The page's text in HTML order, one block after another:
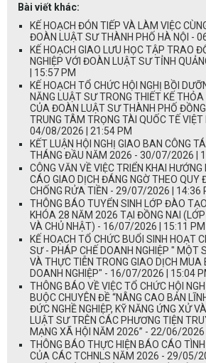
Bài viết khác:
KẾ HOẠCH ĐÓN TIẾP VÀ LÀM VIỆC
ĐOÀN LUẬT SƯ THÀNH PHỐ HÀ NỘI -
KẾ HOẠCH GIAO LƯU HỌC TẬP TRAO
NGHIỆP VỚI ĐOÀN LUẬT SƯ TỈNH
| 15:57 PM
KẾ HOẠCH TỔ CHỨC HỘI NGHỊ BỒI
NĂNG LUẬT SƯ TRONG THIẾT KẾ
CỦA ĐOÀN LUẬT SƯ THÀNH PHỐ
TRUNG TÂM TRỌNG TÀI QUỐC TẾ
04/08/2026 | 21:54 PM
KẾT LUẬN HỘI NGHỊ GIAO BAN CÔNG
THÁNG ĐẦU NĂM 2026 - 30/07/2026 |
CÔNG VĂN VỀ VIỆC TRIỂN KHAI
CÁO GIAO DỊCH ĐÁNG NGỜ THEO QUY
CHỐNG RỬA TIỀN - 29/07/2026 | 14:36
THÔNG BÁO TUYỂN SINH LỚP ĐÀO
KHÓA 28 NĂM 2026 TẠI ĐỒNG NAI
VÀ CHỦ NHẬT) - 16/07/2026 | 15:11 PM
KẾ HOẠCH TỔ CHỨC BUỔI SINH HOẠT
SƯ - PHÁP CHẾ DOANH NGHIỆP " MỘT
VÀ THỰC TIỄN TRONG GIAO DỊCH MUA
DOANH NGHIỆP" - 16/07/2026 | 15:04
THÔNG BÁO VỀ VIỆC TỔ CHỨC HỘI
BUỘC CHUYÊN ĐỀ “NÂNG CAO BẢN
ĐỨC NGHỀ NGHIỆP, KỸ NĂNG ỨNG XỬ
LUẬT SƯ TRÊN CÁC PHƯƠNG TIỆN
MẠNG XÃ HỘI NĂM 2026” - 22/06/2026
THÔNG BÁO THỰC HIỆN BÁO CÁO
CỦA CÁC TCHNLS NĂM 2026 - 29/05/